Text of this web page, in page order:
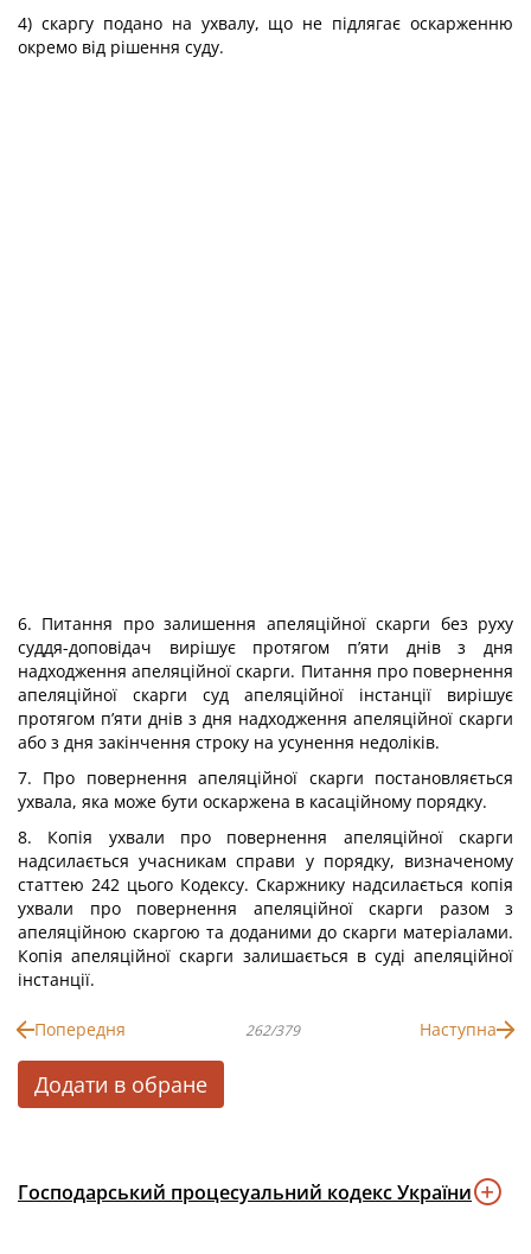
4) скаргу подано на ухвалу, що не підлягає оскарженню
окремо від рішення суду.
6. Питання про залишення апеляційної скарги без руху
суддя-доповідач вирішує протягом п’яти днів з дня
надходження апеляційної скарги. Питання про повернення
апеляційної скарги суд апеляційної інстанції вирішує
протягом п’яти днів з дня надходження апеляційної скарги
або з дня закінчення строку на усунення недоліків.
7. Про повернення апеляційної скарги постановляється
ухвала, яка може бути оскаржена в касаційному порядку.
8. Копія ухвали про повернення апеляційної скарги
надсилається учасникам справи у порядку, визначеному
статтею 242 цього Кодексу. Скаржнику надсилається копія
ухвали про повернення апеляційної скарги разом з
апеляційною скаргою та доданими до скарги матеріалами.
Копія апеляційної скарги залишається в суді апеляційної
інстанції.
Попередня 262/379 Наступна
Додати в обране
Господарський процесуальний кодекс України